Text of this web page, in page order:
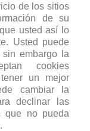
de los sitios
de su
usted así lo
Usted puede
embargo la
cookies
un mejor
cambiar la
declinar las
que no pueda